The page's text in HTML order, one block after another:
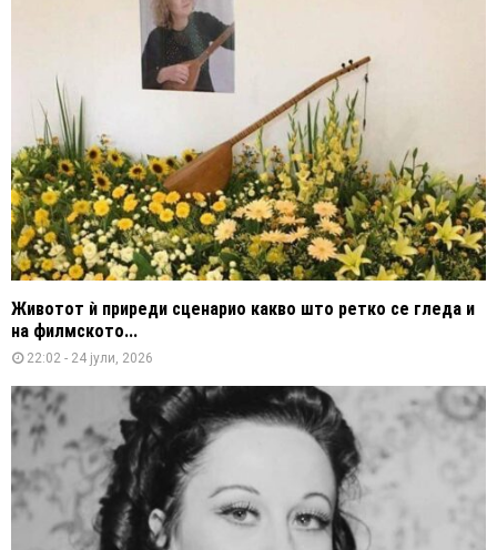
Животот ѝ приреди сценарио какво што ретко се гледа и
на филмското...
22:02 - 24 јули, 2026